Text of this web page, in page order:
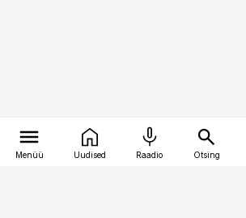
Menüü Uudised Raadio Otsing